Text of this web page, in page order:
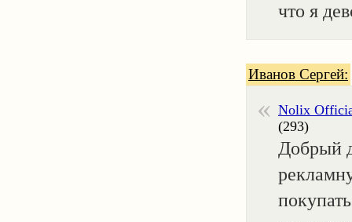
что я
Иванов Сергей:
Nolix
(293)
Добрый